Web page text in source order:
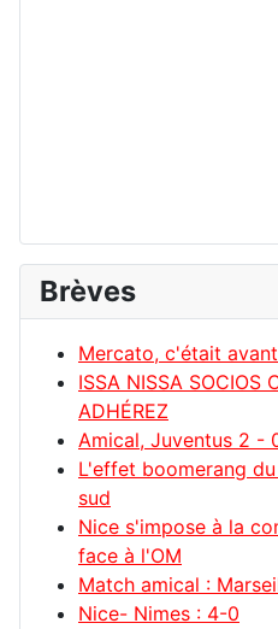
Brèves
Mercato, c'était
ISSA NISSA SOCIOS
ADHÉREZ
Amical, Juventus 2 -
L'effet boomerang
sud
Nice s'impose à la
face à l'OM
Match amical :
Nice- Nimes : 4-0